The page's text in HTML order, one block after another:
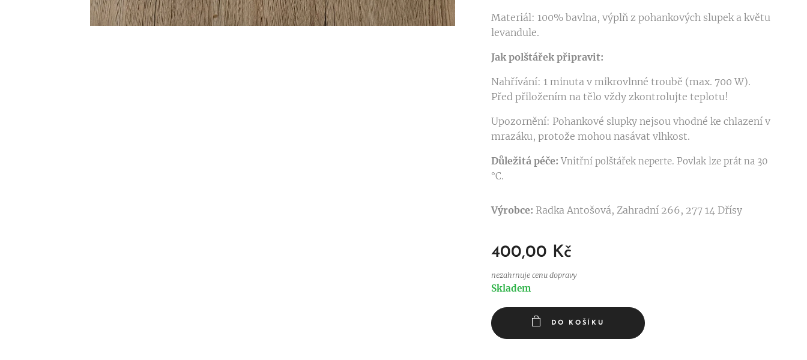
Materiál: 100% bavlna, výplň z pohankových slupek a květu
levandule.
Jak polštářek připravit:
Nahřívání: 1 minuta v mikrovlnné troubě (max. 700 W).
Před přiložením na tělo vždy zkontrolujte teplotu!
Upozornění: Pohankové slupky nejsou vhodné ke chlazení v
mrazáku, protože mohou nasávat vlhkost.
Důležitá péče:Vnitřní polštářek neperte. Povlak lze prát na 30
°C.
Výrobce: Radka Antošová, Zahradní 266, 277 14 Dřísy
400,00 Kč
nezahrnuje cenu dopravy
Skladem
DO KOŠÍKU